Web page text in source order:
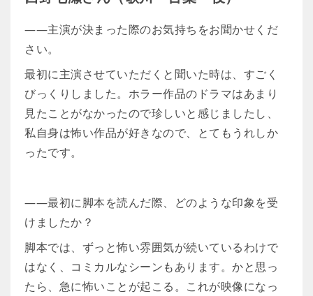
――主演が決まった際のお気持ちをお聞かせくだ
さい。
最初に主演させていただくと聞いた時は、すごく
びっくりしました。ホラー作品のドラマはあまり
見たことがなかったので珍しいと感じましたし、
私自身は怖い作品が好きなので、とてもうれしか
ったです。
――最初に脚本を読んだ際、どのような印象を受
けましたか？
脚本では、ずっと怖い雰囲気が続いているわけで
はなく、コミカルなシーンもあります。かと思っ
たら、急に怖いことが起こる。これが映像になっ